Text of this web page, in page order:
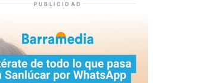
PUBLICIDAD